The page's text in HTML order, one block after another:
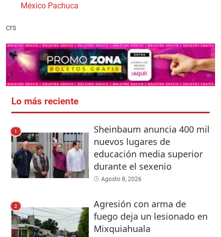
México Pachuca
crs
Lo más reciente
1
Sheinbaum anuncia 400 mil
nuevos lugares de
educación media superior
durante el sexenio
Agosto 8, 2026
2
Agresión con arma de
fuego deja un lesionado en
Mixquiahuala